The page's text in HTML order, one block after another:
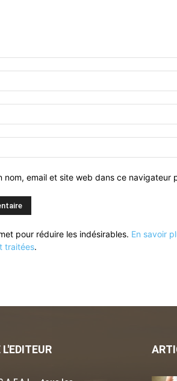
nom, email et site web dans ce navigateur
pour réduire les indésirables. En savoir
traitées.